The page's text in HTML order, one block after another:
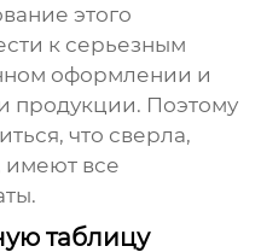
этого
к серьезным
оформлении и
продукции. Поэтому
что сверла,
имеют все
таблицу